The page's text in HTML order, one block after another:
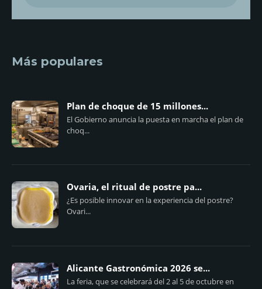
Más populares
Plan de choque de 15 millones...
El Gobierno anuncia la puesta en marcha el plan de
choq...
Ovaria, el ritual de postre pa...
¿Es posible innovar en la experiencia del postre?
Ovari...
Alicante Gastronómica 2026 se...
La feria, que se celebrará del 2 al 5 de octubre en